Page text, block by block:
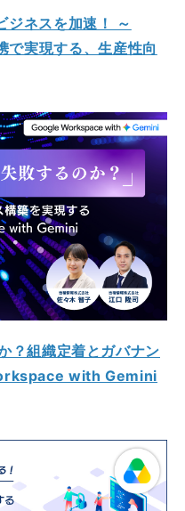
ネスを加速！ ～
実現する、生産性向
？組織定着とガバナン
with Gemini